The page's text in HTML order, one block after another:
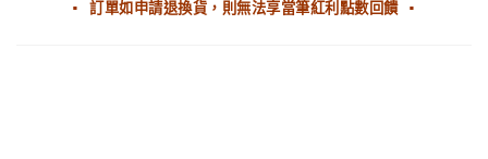
▪ 訂單如申請退換貨，則無法享當筆紅利點數回饋 ▪